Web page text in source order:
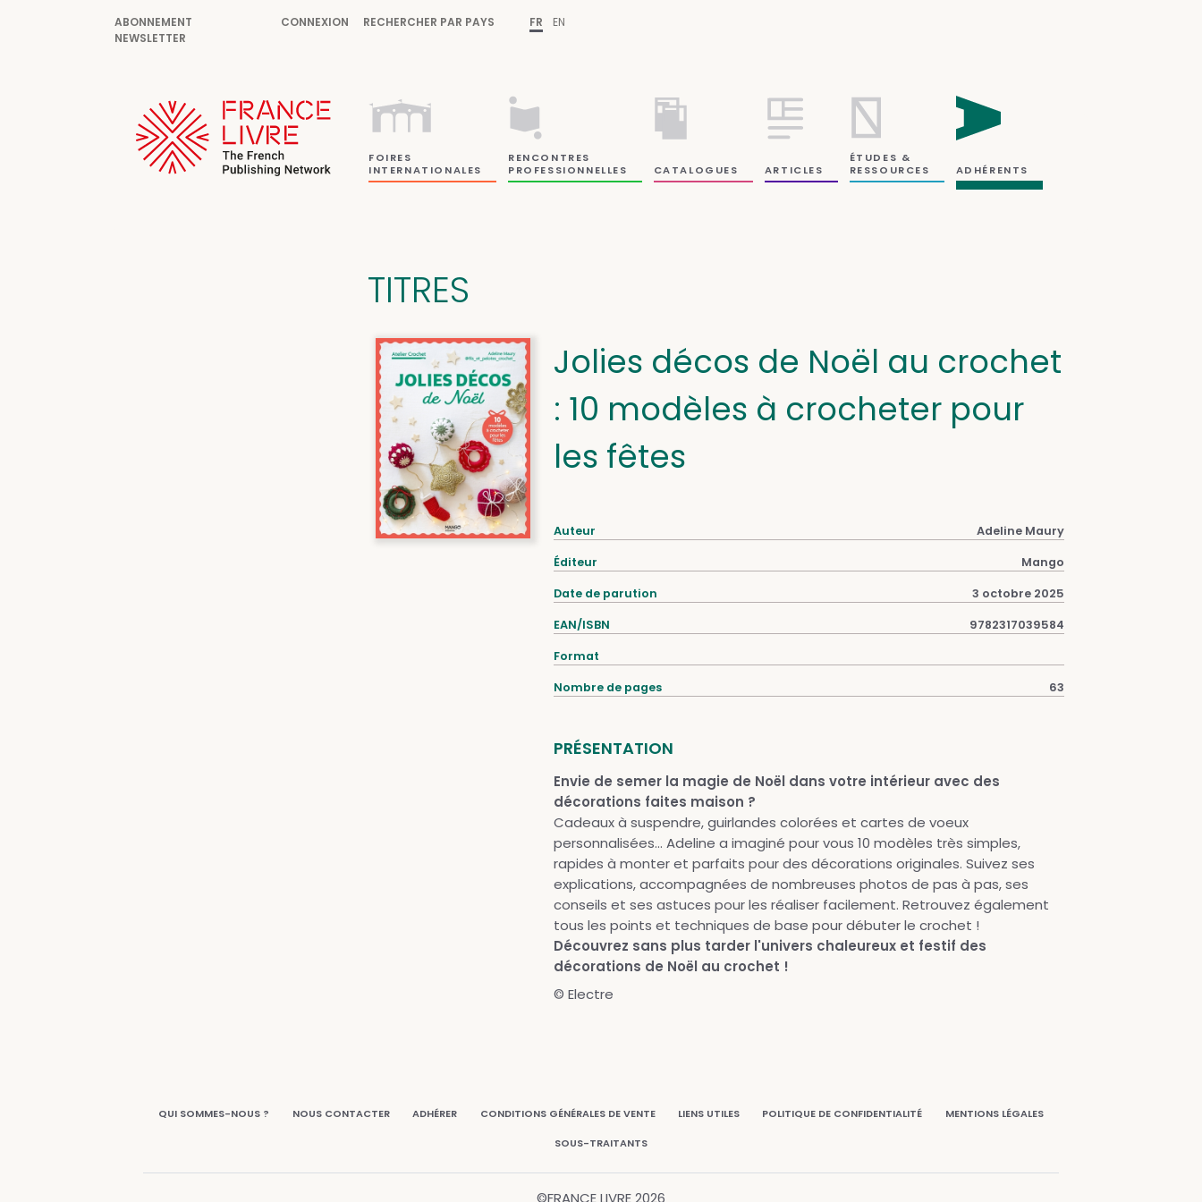
ABONNEMENT
NEWSLETTER
CONNEXION RECHERCHER PAR PAYS FR EN
FOIRES
INTERNATIONALES
RENCONTRES
PROFESSIONNELLES
CATALOGUES ARTICLES
ÉTUDES &
RESSOURCES
ADHÉRENTS
TITRES
Jolies décos de Noël au crochet
: 10 modèles à crocheter pour
les fêtes
Auteur Adeline Maury
Éditeur Mango
Date de parution 3 octobre 2025
EAN/ISBN 9782317039584
Format
Nombre de pages 63
PRÉSENTATION
Envie de semer la magie de Noël dans votre intérieur avec des
décorations faites maison ?
Cadeaux à suspendre, guirlandes colorées et cartes de voeux
personnalisées... Adeline a imaginé pour vous 10 modèles très simples,
rapides à monter et parfaits pour des décorations originales. Suivez ses
explications, accompagnées de nombreuses photos de pas à pas, ses
conseils et ses astuces pour les réaliser facilement. Retrouvez également
tous les points et techniques de base pour débuter le crochet !
Découvrez sans plus tarder l'univers chaleureux et festif des
décorations de Noël au crochet !
© Electre
QUI SOMMES-NOUS ? NOUS CONTACTER ADHÉRER CONDITIONS GÉNÉRALES DE VENTE LIENS UTILES POLITIQUE DE CONFIDENTIALITÉ MENTIONS LÉGALES
SOUS-TRAITANTS
©FRANCE LIVRE 2026